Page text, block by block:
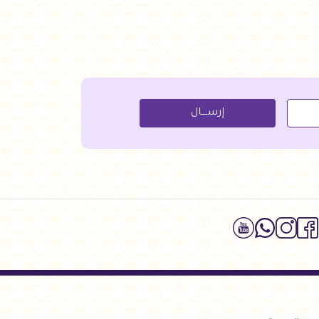
إرســــال